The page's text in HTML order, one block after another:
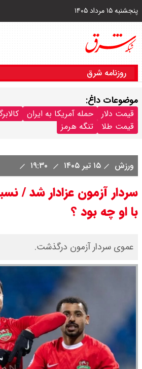
پنجشنبه ۱۵ مرداد ۱۴۰۵
روزنامه شرق
موضوعات داغ:
قیمت دلار حمله آمریکا به ایران
قیمت طلا
تنگه هرمز
ورزش ۱۵ تیر ۱۴۰۵
سردار آزمون عزادار شد /
با او چه بود ؟
عموی سردار آزمون درگذشت.